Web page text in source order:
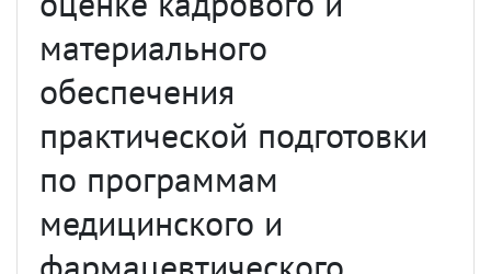
материального
обеспечения
практической подготовки
по программам
медицинского и